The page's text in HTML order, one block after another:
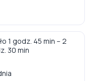
1 godz. 45 min – 2
30 min